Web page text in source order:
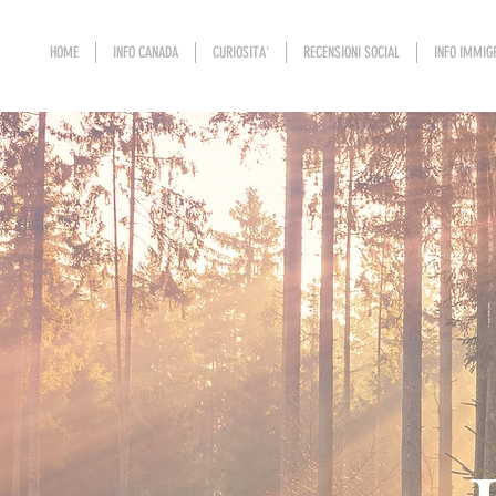
HOME INFO CANADA CURIOSITA' RECENSIONI SOCIAL INFO